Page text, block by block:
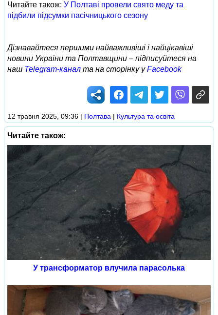
Читайте також: У Полтаві провели свято меду та
підбили підсумки пасічницького сезону
Дізнавайтеся першими найважливіші і найцікавіші
новини України та Полтавщини – підписуйтеся на
наш Telegram-канал та на сторінку уFacebook
12 травня 2025, 09:36 | Полтава | Культура та освіта
Читайте також:
У трансформатор влучила парасолька